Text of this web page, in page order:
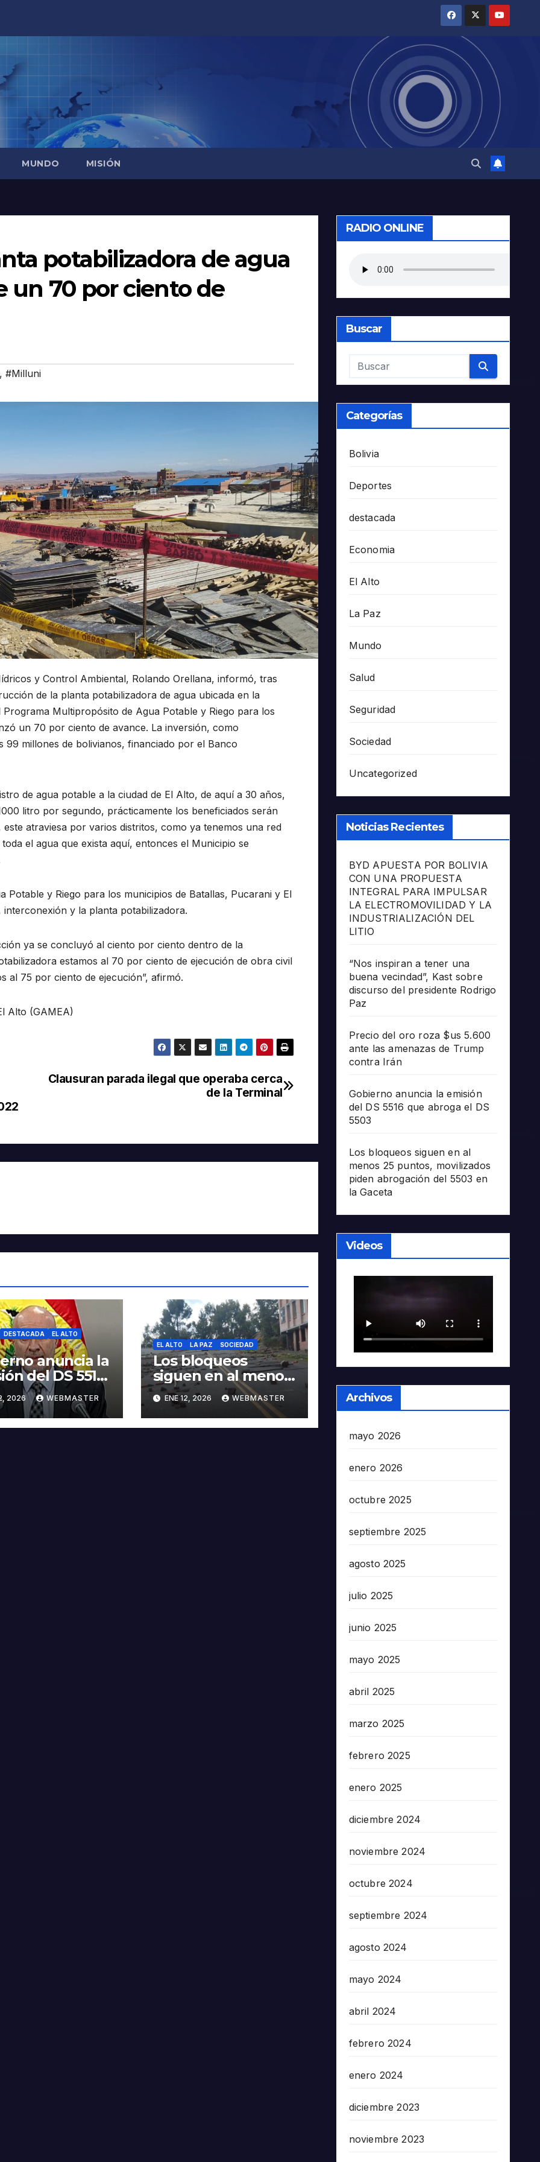
MUNDO MISIÓN
potabilizadora de agua
un 70 por ciento de
, #Milluni
y Control Ambiental, Rolando Orellana, informó, tras
de la planta potabilizadora de agua ubicada en la
Multipropósito de Agua Potable y Riego para los
un 70 por ciento de avance. La inversión, como
millones de bolivianos, financiado por el Banco
de agua potable a la ciudad de El Alto, de aquí a 30 años,
litro por segundo, prácticamente los beneficiados serán
atraviesa por varios distritos, como ya tenemos una red
el agua que exista aquí, entonces el Municipio se
y Riego para los municipios de Batallas, Pucarani y El
y la planta potabilizadora.
ya se concluyó al ciento por ciento dentro de la
estamos al 70 por ciento de ejecución de obra civil
al 75 por ciento de ejecución”, afirmó.
Alto (GAMEA)
Clausuran parada ilegal que operaba cerca
de la Terminal
DESTACADA
EL ALTO
anuncia la
del DS 5516
el DS
2026 WEBMASTER
EL ALTO LA PAZ SOCIEDAD
Los bloqueos
siguen en al menos
25 puntos,
movilizados piden
abrogación del 5503
ENE 12, 2026 WEBMASTER
RADIO ONLINE
Buscar
Categorías
Bolivia
Deportes
destacada
Economia
El Alto
La Paz
Mundo
Salud
Seguridad
Sociedad
Uncategorized
Noticias Recientes
BYD APUESTA POR BOLIVIA
CON UNA PROPUESTA
INTEGRAL PARA IMPULSAR
LA ELECTROMOVILIDAD Y LA
INDUSTRIALIZACIÓN DEL
LITIO
“Nos inspiran a tener una
buena vecindad”, Kast sobre
discurso del presidente Rodrigo
Paz
Precio del oro roza $us 5.600
ante las amenazas de Trump
contra Irán
Gobierno anuncia la emisión
del DS 5516 que abroga el DS
5503
Los bloqueos siguen en al
menos 25 puntos, movilizados
piden abrogación del 5503 en
la Gaceta
Videos
Archivos
mayo 2026
enero 2026
octubre 2025
septiembre 2025
agosto 2025
julio 2025
junio 2025
mayo 2025
abril 2025
marzo 2025
febrero 2025
enero 2025
diciembre 2024
noviembre 2024
octubre 2024
septiembre 2024
agosto 2024
mayo 2024
abril 2024
febrero 2024
enero 2024
diciembre 2023
noviembre 2023